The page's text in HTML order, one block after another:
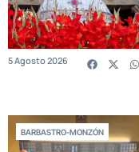
5 Agosto 2026
BARBASTRO-MONZÓN